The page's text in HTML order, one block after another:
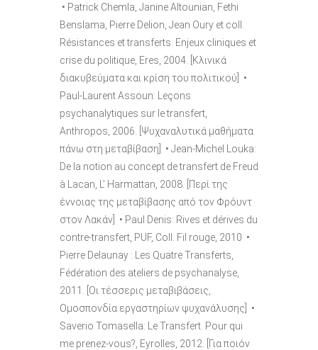
• Patrick Chemla, Janine Altounian, Fethi
Benslama, Pierre Delion, Jean Oury et coll.
Résistances et transferts. Enjeux cliniques et
crise du politique, Eres, 2004. [Κλινικά
διακυβεύματα και κρίση του πολιτικού] •
Paul-Laurent Assoun: Leçons
psychanalytiques sur le transfert,
Anthropos, 2006. [Ψυχαναλυτικά μαθήματα
πάνω στη μεταβίβαση] • Jean-Michel Louka:
De la notion au concept de transfert de Freud
à Lacan, L’ Harmattan, 2008. [Περί της
έννοιας της μεταβίβασης από τον Φρόυντ
στον Λακάν] • Paul Denis: Rives et dérives du
contre-transfert, PUF, Coll. Fil rouge, 2010 •
Pierre Delaunay : Les Quatre Transferts,
Fédération des ateliers de psychanalyse,
2011. [Οι τέσσερις μεταβιβάσεις,
Ομοσπονδία εργαστηρίων ψυχανάλυσης] •
Saverio Tomasella: Le Transfert. Pour qui
me prenez-vous?, Eyrolles, 2012. [Για ποιόν